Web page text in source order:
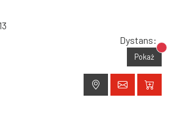
Dystans:
Pokaż